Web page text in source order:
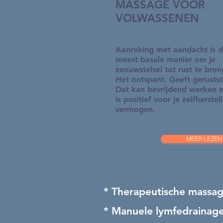
Aanraking met aandacht is
meest basale manier om je
zenuwstelsel tot rust te
Het ontspant. Geeft
Dat kan bevrijdend werken
is positief voor je
vermogen.
MEER LEZEN
MASSAGE VOOR
VOLWASSENEN
* Therapeutische
* Manuele